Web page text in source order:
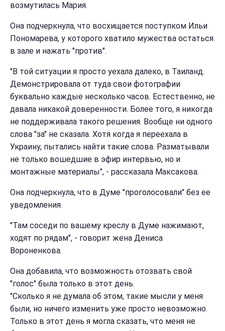
возмутилась Мария.
Она подчеркнула, что восхищается поступком Ильи
Пономарева, у которого хватило мужества остаться
в зале и нажать "против".
"В той ситуации я просто уехала далеко, в Таиланд.
Демонстрировала от туда свои фотографии
буквально каждые несколько часов. Естественно, не
давала никакой доверенности. Более того, я никогда
не поддерживала такого решения. Вообще ни одного
слова "за" не сказала. Хотя когда я переехала в
Украину, пытались найти такие слова. Разматывали
не только вошедшие в эфир интервью, но и
монтажные материалы", - рассказала Максакова.
Она подчеркнула, что в Думе "проголосовали" без ее
уведомления.
"Там соседи по вашему креслу в Думе нажимают,
ходят по рядам", - говорит жена Дениса
Вороненкова.
Она добавила, что возможность отозвать свой
"голос" была только в этот день.
"Сколько я не думала об этом, такие мысли у меня
были, но ничего изменить уже просто невозможно.
Только в этот день я могла сказать, что меня не